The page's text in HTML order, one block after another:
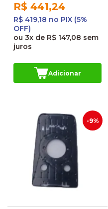
R$ 441,24
R$ 419,18 no PIX (5%
OFF)
ou 3x de R$ 147,08 sem
juros
Adicionar
-9%